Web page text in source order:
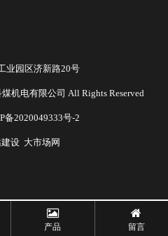
业园区济新路20号
机电有限公司 All Rights Reserved
备2020049333号-2
设 大市场网
产品 留言